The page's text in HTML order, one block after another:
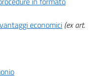
economici (ex art.